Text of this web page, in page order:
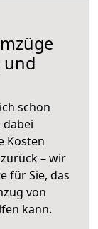
und
schon
Kosten
– wir
für Sie, das
von
kann.